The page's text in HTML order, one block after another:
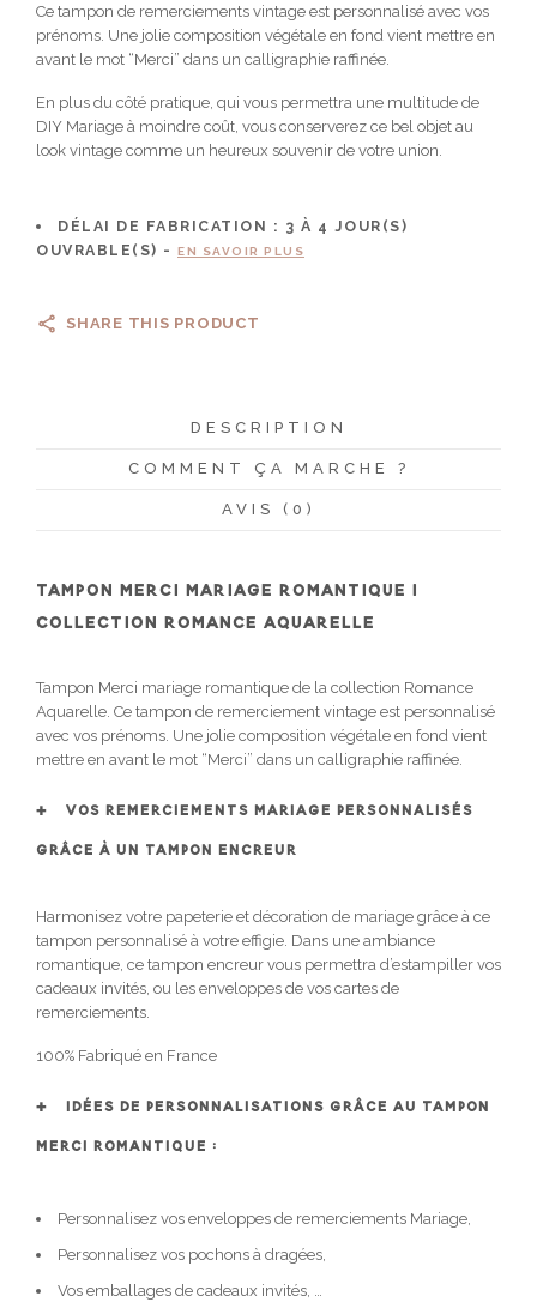
Ce tampon de remerciements vintage est personnalisé avec vos
prénoms. Une jolie composition végétale en fond vient mettre en
avant le mot “Merci” dans un calligraphie raffinée.
En plus du côté pratique, qui vous permettra une multitude de
DIY Mariage à moindre coût, vous conserverez ce bel objet au
look vintage comme un heureux souvenir de votre union.
DÉLAI DE FABRICATION : 3 À 4 JOUR(S)
OUVRABLE(S) -
EN SAVOIR PLUS
SHARE THIS PRODUCT
DESCRIPTION
COMMENT ÇA MARCHE ?
AVIS (0)
TAMPON MERCI MARIAGE ROMANTIQUE |
COLLECTION ROMANCE AQUARELLE
Tampon Merci mariage romantique de la collection Romance
Aquarelle. Ce tampon de remerciement vintage est personnalisé
avec vos prénoms. Une jolie composition végétale en fond vient
mettre en avant le mot “Merci” dans un calligraphie raffinée.
VOS REMERCIEMENTS MARIAGE PERSONNALISÉS
GRÂCE À UN TAMPON ENCREUR
Harmonisez votre papeterie et décoration de mariage grâce à ce
tampon personnalisé à votre effigie. Dans une ambiance
romantique, ce tampon encreur vous permettra d’estampiller vos
cadeaux invités, ou les enveloppes de vos cartes de
remerciements.
100% Fabriqué en France
IDÉES DE PERSONNALISATIONS GRÂCE AU TAMPON
MERCI ROMANTIQUE :
Personnalisez vos enveloppes de remerciements Mariage,
Personnalisez vos pochons à dragées,
Vos emballages de cadeaux invités, …